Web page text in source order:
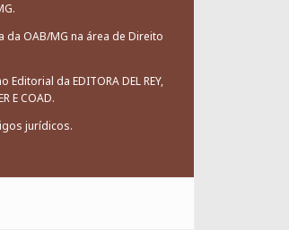
OAB/MG na área de Direito
da EDITORA DEL REY,
E COAD.
jurídicos.